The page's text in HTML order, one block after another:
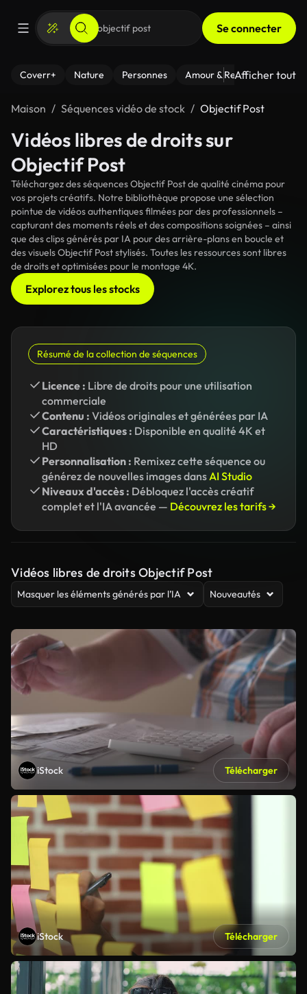
Se connecter
Coverr+ Nature Personnes Amour & Relations Le
Afficher tout
Maison Séquences vidéo de stock Objectif Post
Vidéos libres de droits sur
Objectif Post
Téléchargez des séquences Objectif Post de qualité cinéma pour
vos projets créatifs. Notre bibliothèque propose une sélection
pointue de vidéos authentiques filmées par des professionnels –
capturant des moments réels et des compositions soignées – ainsi
que des clips générés par IA pour des arrière-plans en boucle et
des visuels Objectif Post stylisés. Toutes les ressources sont libres
de droits et optimisées pour le montage 4K.
Explorez tous les stocks
Résumé de la collection de séquences
Licence : Libre de droits pour une utilisation
commerciale
Contenu : Vidéos originales et générées par IA
Caractéristiques : Disponible en qualité 4K et
HD
Personnalisation : Remixez cette séquence ou
générez de nouvelles images dansAI Studio
Niveaux d'accès : Débloquez l'accès créatif
complet et l'IA avancée — Découvrez les tarifs →
Vidéos libres de droits Objectif Post
Masquer les éléments générés par l’IA Nouveautés
iStock Télécharger
iStock Télécharger